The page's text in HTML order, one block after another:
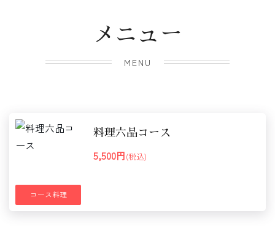
メニュー
MENU
コース料理
料理六品コース
5,500円(税込)